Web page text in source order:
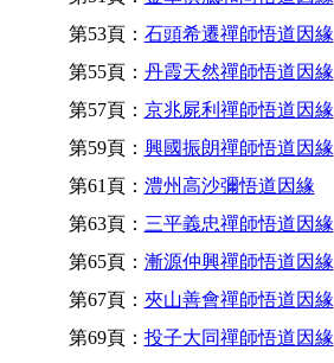
第53頁： 石頭希遷禪師悟道因緣
第55頁： 丹霞天然禪師悟道因緣
第57頁： 京兆屍利禪師悟道因緣
第59頁： 興國振朗禪師悟道因緣
第61頁： 澧州高沙彌悟道因緣
第63頁： 三平義忠禪師悟道因緣
第65頁： 漸源仲興禪師悟道因緣
第67頁： 夾山善會禪師悟道因緣
第69頁： 投子大同禪師悟道因緣